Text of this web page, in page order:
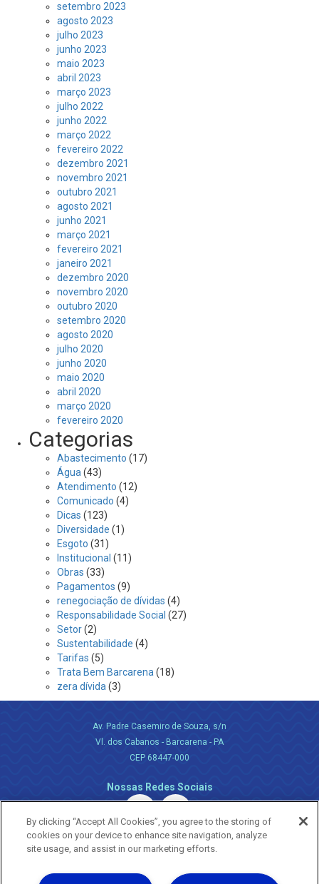
setembro 2023
agosto 2023
julho 2023
junho 2023
maio 2023
abril 2023
março 2023
julho 2022
junho 2022
março 2022
fevereiro 2022
dezembro 2021
novembro 2021
outubro 2021
agosto 2021
junho 2021
março 2021
fevereiro 2021
janeiro 2021
dezembro 2020
novembro 2020
outubro 2020
setembro 2020
agosto 2020
julho 2020
junho 2020
maio 2020
abril 2020
março 2020
fevereiro 2020
Categorias
Abastecimento (17)
Água(43)
Atendimento (12)
Comunicado (4)
Dicas (123)
Diversidade (1)
Esgoto (31)
Institucional (11)
Obras (33)
Pagamentos (9)
renegociação de dívidas (4)
Responsabilidade Social (27)
Setor(2)
Sustentabilidade (4)
Tarifas (5)
Trata Bem Barcarena(18)
zera dívida(3)
Av. Padre Casemiro de Souza, s/n
Vl. dos Cabanos - Barcarena - PA
CEP 68447-000
Nossas Redes Sociais
By clicking “Accept All Cookies”, you agree to the storing of
cookies on your device to enhance site navigation, analyze
site usage, and assist in our marketing efforts.